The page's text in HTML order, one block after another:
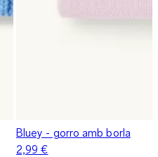
Bluey - gorro amb borla
2,99 €